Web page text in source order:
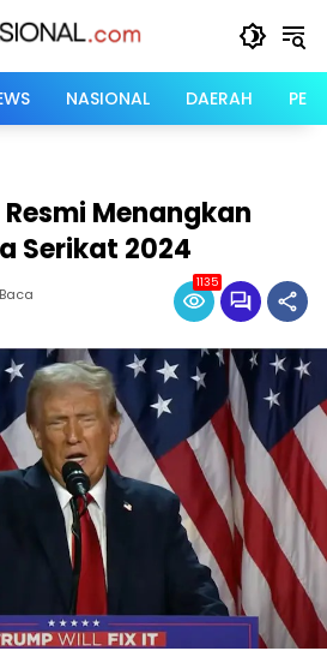
NASIONAL DAERAH
Menangkan
Serikat 2024
1135